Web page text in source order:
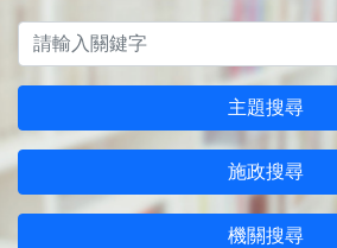
主題搜尋
施政搜尋
機關搜尋